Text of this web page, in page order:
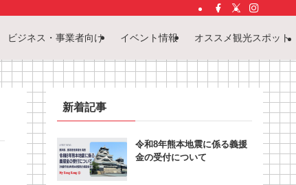
ビジネス・事業者向け イベント情報 オススメ観光スポット
新着記事
令和8年熊本地震に係る義援
金の受付について